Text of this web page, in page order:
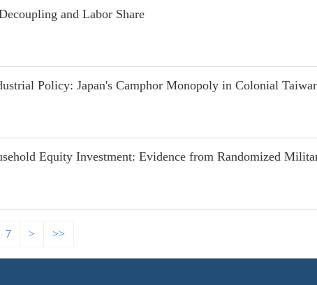
and Labor Share
Policy: Japan's Camphor Monopoly in Colonial
Equity Investment: Evidence from Randomized
7 > >>